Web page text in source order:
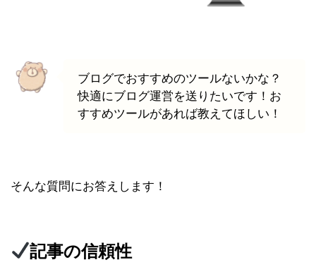
ブログでおすすめのツールないかな？
快適にブログ運営を送りたいです！お
すすめツールがあれば教えてほしい！
そんな質問にお答えします！
記事の信頼性